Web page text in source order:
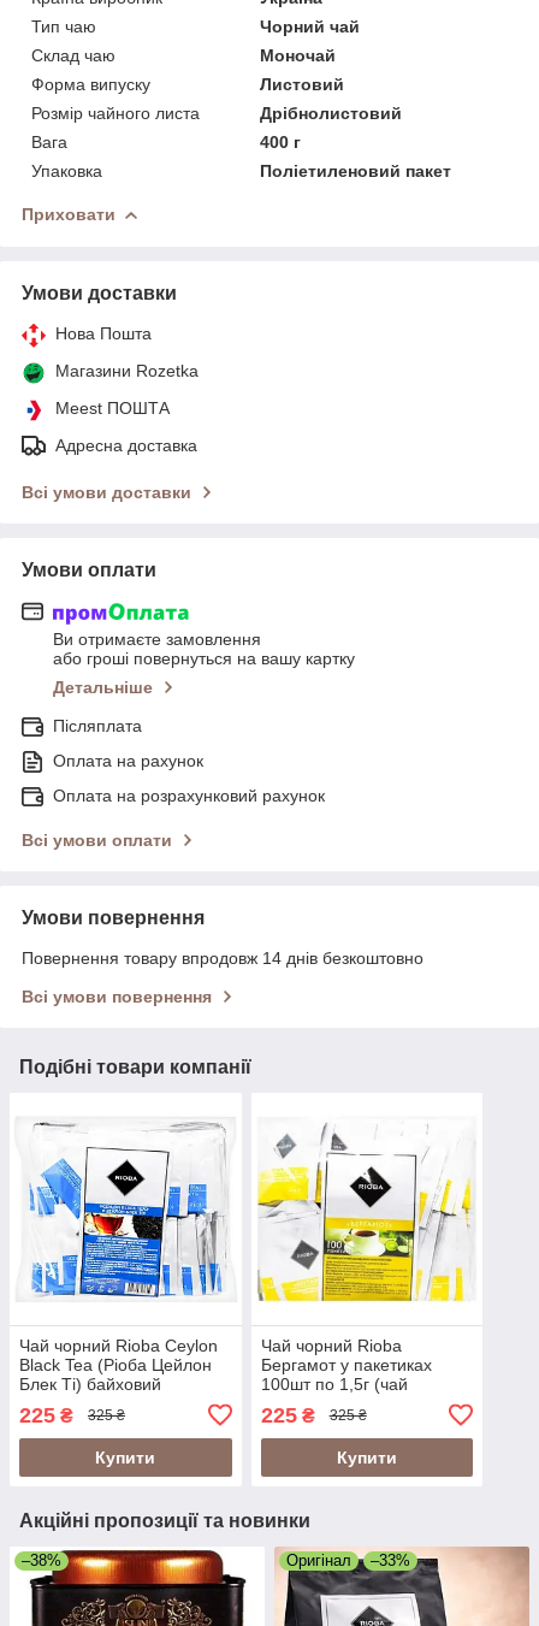
Тип чаю
Чорний чай
Склад чаю
Моночай
Форма випуску
Листовий
Розмір чайного листа
Дрібнолистовий
Вага
400 г
Упаковка
Поліетиленовий пакет
Приховати
Умови доставки
Нова Пошта
Магазини Rozetka
Meest ПОШТА
Адресна доставка
Всі умови доставки
Умови оплати
Ви отримаєте замовлення
або гроші повернуться на вашу картку
Детальніше
Післяплата
Оплата на рахунок
Оплата на розрахунковий рахунок
Всі умови оплати
Умови повернення
Повернення товару впродовж 14 днів безкоштовно
Всі умови повернення
Подібні товари компанії
Чай чорний Rioba Ceylon
Black Tea (Ріоба Цейлон
Блек Ті) байховий
дрібнолистовий в
пакетиках 100шт по 2г
225 ₴ 325 ₴
Купити
Чай чорний Rioba
Бергамот у пакетиках
100шт по 1,5г (чай
байховий дрібнолистовий
з ароматом Берамота)
225₴ 325 ₴
Купити
Акційні пропозиції та новинки
–38% Оригінал –33%